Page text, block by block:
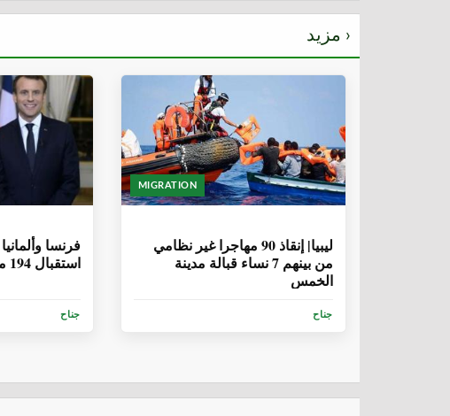
مزيد ›
فرنسا
استقبال 194 مهاجرا إفريقيا
جناح
MIGRATION
ليبيا| إنقاذ 90 مهاجرا غير نظامي
من بينهم 7 نساء قبالة مدينة
الخمس
جناح